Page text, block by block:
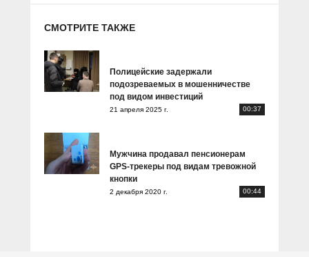
СМОТРИТЕ ТАКЖЕ
Полицейские задержали
подозреваемых в мошенничестве
под видом инвестиций
21 апреля 2025 г. 00:37
Мужчина продавал пенсионерам
GPS-трекеры под видам тревожной
кнопки
2 декабря 2020 г. 00:44